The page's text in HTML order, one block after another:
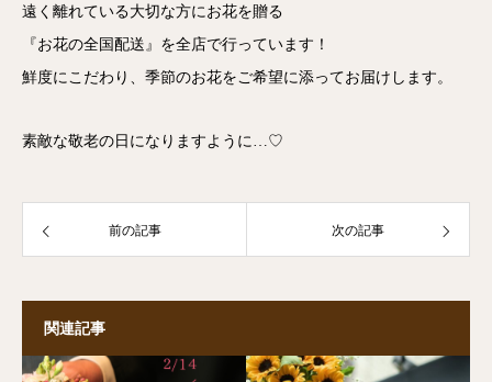
遠く離れている大切な方にお花を贈る
『お花の全国配送』を全店で行っています！
鮮度にこだわり、季節のお花をご希望に添ってお届けします。
素敵な敬老の日になりますように…♡
前の記事 次の記事
関連記事